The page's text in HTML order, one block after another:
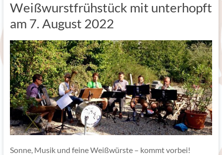
Weißwurstfrühstück mit unterhopft
am 7. August 2022
Sonne, Musik und feine Weißwürste – kommt vorbei!